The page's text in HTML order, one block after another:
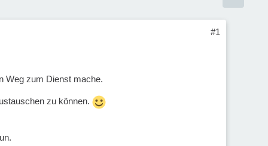
#1
Weg zum Dienst mache.
zu können.